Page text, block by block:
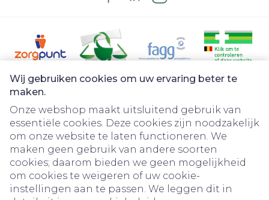
Wij gebruiken cookies om uw ervaring beter te
maken.
Onze webshop maakt uitsluitend gebruik van
essentiële cookies. Deze cookies zijn noodzakelijk
om onze website te laten functioneren. We
maken geen gebruik van andere soorten
cookies; daarom bieden we geen mogelijkheid
om cookies te weigeren of uw cookie-
instellingen aan te passen. We leggen dit in
Juridische links